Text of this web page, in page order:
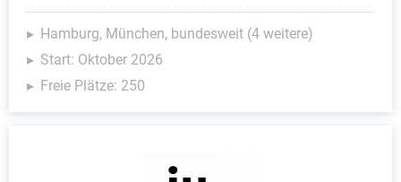
Hamburg, München, bundesweit (4 weitere)
Start: Oktober 2026
Freie Plätze: 250